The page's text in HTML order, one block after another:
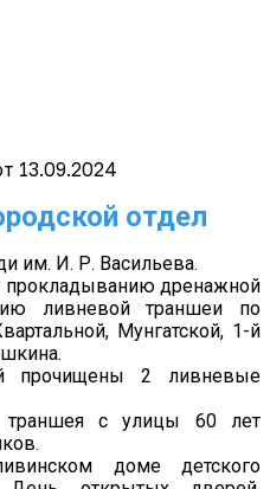
отдел
им. И. Р. Васильева.
дренажной
ливневой траншеи по
Мунгатской, 1-й
прочищены 2 ливневые
траншея с улицы 60 лет
доме детского